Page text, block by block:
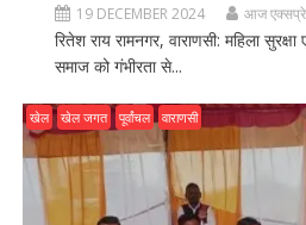
19 DECEMBER 2024 आज
रितेश राय रामनगर, वाराणसी: महिला
समाज को गंभीरता से...
खेल खेल जगत पूर्वांचल वाराणसी